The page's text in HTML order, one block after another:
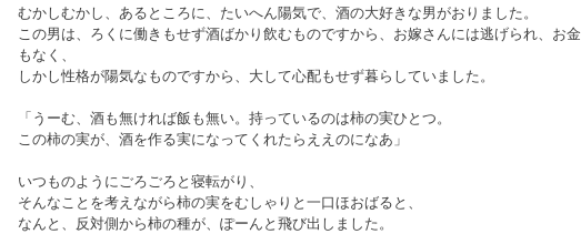
むかしむかし、あるところに、たいへん陽気で、酒の大好きな男がおりました。
この男は、ろくに働きもせず酒ばかり飲むものですから、お嫁さんには逃げられ、お金
もなく、
しかし性格が陽気なものですから、大して心配もせず暮らしていました。
「うーむ、酒も無ければ飯も無い。持っているのは柿の実ひとつ。
この柿の実が、酒を作る実になってくれたらええのになあ」
いつものようにごろごろと寝転がり、
そんなことを考えながら柿の実をむしゃりと一口ほおばると、
なんと、反対側から柿の種が、ぽーんと飛び出しました。